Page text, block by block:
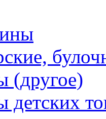
(другое)
детских